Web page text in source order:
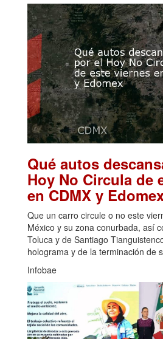
Qué autos
Hoy No Circula de
en CDMX y
Que un carro circule o no este
México y su zona conurbada, así
Toluca y de Santiago
holograma y de la terminación de
Infobae